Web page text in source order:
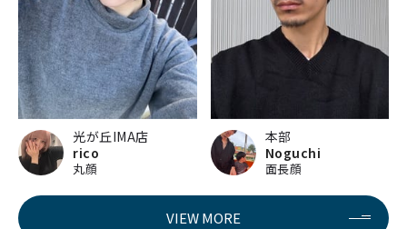
光が丘IMA店
rico
丸顔
本部
Noguchi
面長顔
VIEW MORE